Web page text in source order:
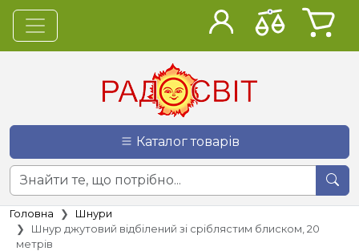
Каталог товарів
Головна
Шнури
Шнур джутовий відбілений зі сріблястим блиском, 20
метрів